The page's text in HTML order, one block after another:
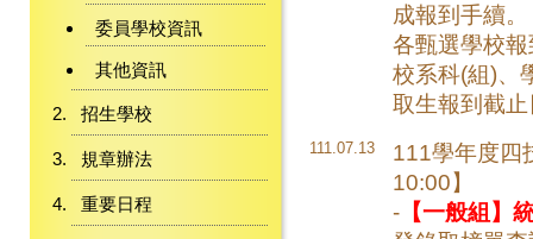
委員學校資訊
其他資訊
招生學校
規章辦法
重要日程
成報到手續。
各甄選學校
校系科(組)、
取生報到截
111.07.13
111學年度四
10:00】
- 【一般組】